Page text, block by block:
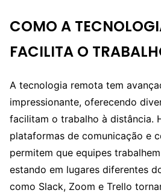
COMO A
FACILITA O
A tecnologia remota tem
impressionante, oferecendo
facilitam o trabalho à distância.
plataformas de comunicação e
permitem que equipes
estando em lugares diferentes
como Slack, Zoom e Trello